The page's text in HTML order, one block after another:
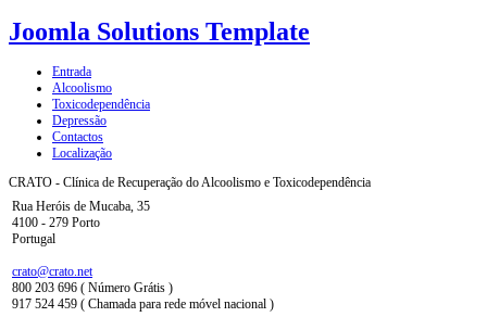
Joomla Solutions Template
Entrada
Alcoolismo
Toxicodependência
Depressão
Contactos
Localização
CRATO - Clínica de Recuperação do Alcoolismo e Toxicodependência
Rua Heróis de Mucaba, 35
4100 - 279 Porto
Portugal
crato@crato.net
800 203 696 ( Número Grátis )
917 524 459 ( Chamada para rede móvel nacional )